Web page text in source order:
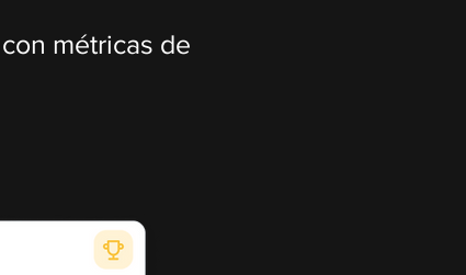
métricas de